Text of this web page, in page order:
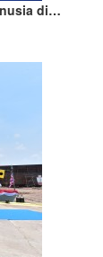
di…